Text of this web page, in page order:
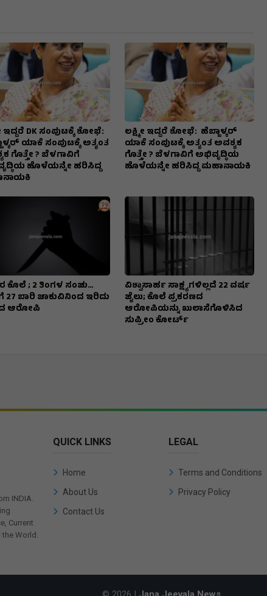
ಇದ್ದರೆ DK ಸಂಪುಟಕ್ಕೆ ಶೋಭೆ:
ಯಾಕೆ ಸಂಪುಟಕ್ಕೆ ಅತ್ಯಂತ
ಗೊತ್ತೇ ? ಬೆಳಗಾವಿಗೆ
ಹೊಳೆಯನ್ನೇ ಹರಿಸಿದ್ದ
ಲಕ್ಷ್ಮೀ ಇದ್ದರೆ ಶೋಭೆ: ಹೆಬ್ಬಾಳ್ಕರ್
ಯಾಕೆ ಸಂಪುಟಕ್ಕೆ ಅತ್ಯಂತ ಅವಶ್ಯಕ
ಗೊತ್ತೇ ? ಬೆಳಗಾವಿಗೆ ಅಭಿವೃದ್ಧಿಯ
ಹೊಳೆಯನ್ನೇ ಹರಿಸಿದ್ದ ಮಹಾನಾಯಕಿ
ಕೊಲೆ ; 2 ತಿಂಗಳ ಸಂಚು…
27 ಬಾರಿ ಚಾಕುವಿನಿಂದ ಇರಿದು
ಆರೋಪಿ
ವಿಶ್ವಾಸಾರ್ಹ ಸಾಕ್ಷ್ಯಗಳಿಲ್ಲದೆ 22 ವರ್ಷ
ಜೈಲು; ಕೊಲೆ ಪ್ರಕರಣದ
ಆರೋಪಿಯನ್ನು ಖುಲಾಸೆಗೊಳಿಸಿದ
ಸುಪ್ರೀಂ ಕೋರ್ಟ್
INDIA.
Current
World.
QUICK LINKS
Home
About Us
Contact Us
LEGAL
Terms and Conditions
Privacy Policy